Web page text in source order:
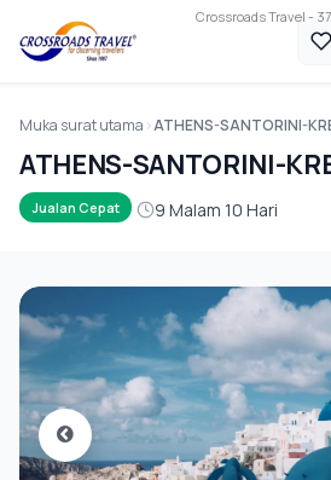
Crossroads Travel -
Muka surat utama ATHENS-SANTORINI-
ATHENS-SANTORINI-
Jualan Cepat 9 Malam 10 Hari